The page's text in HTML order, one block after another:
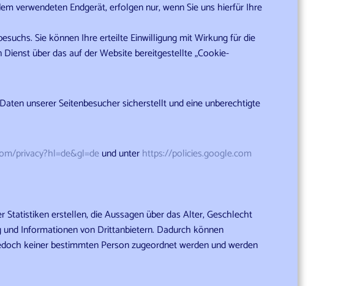
verwendeten Endgerät, erfolgen nur, wenn Sie uns hierfür Ihre
Sie können Ihre erteilte Einwilligung mit Wirkung für die
über das auf der Website bereitgestellte „Cookie-
unserer Seitenbesucher sicherstellt und eine unberechtigte
/privacy?hl=de&gl=deund unterhttps://policies.google.com
erstellen, die Aussagen über das Alter, Geschlecht
Informationen von Drittanbietern. Dadurch können
keiner bestimmten Person zugeordnet werden und werden